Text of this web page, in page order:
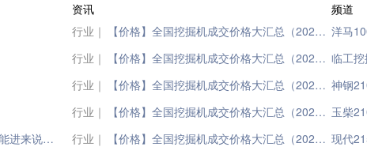
有没有师傅开过北车黑猫85挖掘机的能进来说说这个车怎么样
资讯
行业｜
【价格】全国挖掘机成交价格大汇总（2023年4月24日）
行业｜
【价格】全国挖掘机成交价格大汇总（2023年4月23日）
行业｜
【价格】全国挖掘机成交价格大汇总（2023年4月20日）
行业｜
【价格】全国挖掘机成交价格大汇总（2023年4月18日）
行业｜
【价格】全国挖掘机成交价格大汇总（2023年4月12日）
频道
洋马
临工
神钢
玉柴
现代